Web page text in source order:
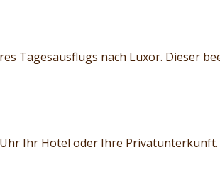
Tagesausflugs nach Luxor. Dieser
Ihr Hotel oder Ihre Privatunterkunft.